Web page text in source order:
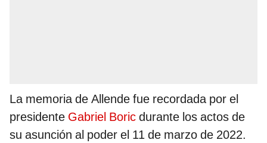
La memoria de Allende fue recordada por el
presidente Gabriel Boric durante los actos de
su asunción al poder el 11 de marzo de 2022.